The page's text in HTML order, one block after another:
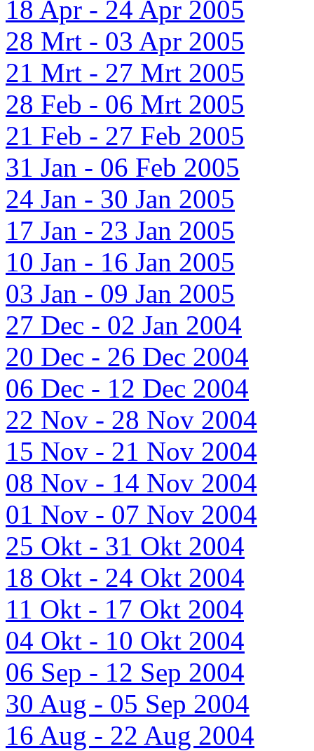
18 Apr - 24 Apr 2005
28 Mrt - 03 Apr 2005
21 Mrt - 27 Mrt 2005
28 Feb - 06 Mrt 2005
21 Feb - 27 Feb 2005
31 Jan - 06 Feb 2005
24 Jan - 30 Jan 2005
17 Jan - 23 Jan 2005
10 Jan - 16 Jan 2005
03 Jan - 09 Jan 2005
27 Dec - 02 Jan 2004
20 Dec - 26 Dec 2004
06 Dec - 12 Dec 2004
22 Nov - 28 Nov 2004
15 Nov - 21 Nov 2004
08 Nov - 14 Nov 2004
01 Nov - 07 Nov 2004
25 Okt - 31 Okt 2004
18 Okt - 24 Okt 2004
11 Okt - 17 Okt 2004
04 Okt - 10 Okt 2004
06 Sep - 12 Sep 2004
30 Aug - 05 Sep 2004
16 Aug - 22 Aug 2004